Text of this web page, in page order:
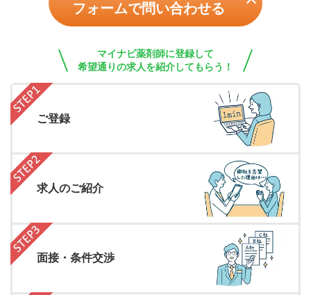
フォームで問い合わせる
マイナビ薬剤師に登録して
希望通りの求人を紹介してもらう！
ご登録
求人のご紹介
面接・条件交渉